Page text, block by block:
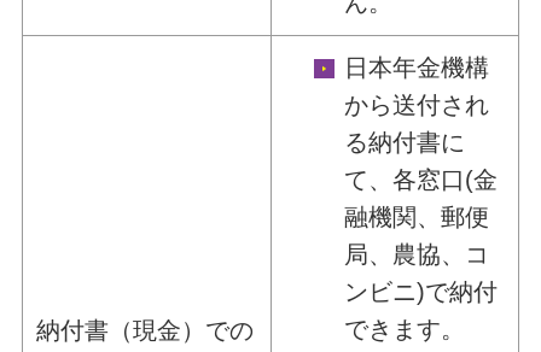
納付書（現金）での
日本年金機構
から送付され
る納付書に
て、各窓口(金
融機関、郵便
局、農協、コ
ンビニ)で納付
できます。